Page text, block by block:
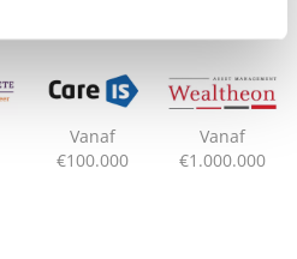
Vanaf
€100.000
Vanaf
€1.000.000